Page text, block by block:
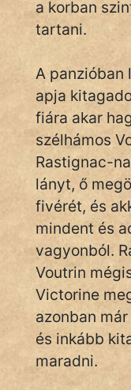
Jób Gedeon
mikkamakka
vörös ördög
nagyöreg
NapHold
Név nélkül
pszichopati
szegény legény
Hoffer Botond
szemfüles
a korban
tartani.
A panzióban
apja
fiára akar
szélhámos
Rastignac-
lányt, ő
fivérét, és
mindent és
vagyonból.
Voutrin
Victorine
azonban
és inkább
maradni.